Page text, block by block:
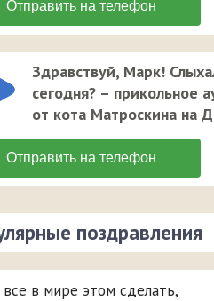
Здравствуй, Марк!
сегодня? – прикольное
от кота Матроскина на
поздравления
все в мире этом сделать,